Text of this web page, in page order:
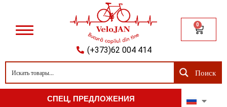
(+373)62 004 414
0
Поиск
СПЕЦ, ПРЕДЛОЖЕНИЯ